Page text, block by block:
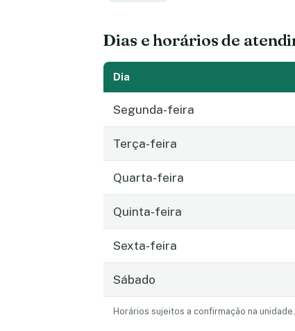
Dias e horários de
Dia
Segunda-feira
Terça-feira
Quarta-feira
Quinta-feira
Sexta-feira
Sábado
Horários sujeitos a confirmação na unidade.